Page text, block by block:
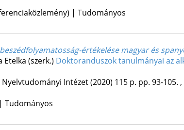
| Tudományos
értékelése magyar és
Etelka (szerk.) Doktoranduszok tanulmányai az
Nyelvtudományi Intézet(2020) 115 p. pp. 93-105. ,
Tudományos